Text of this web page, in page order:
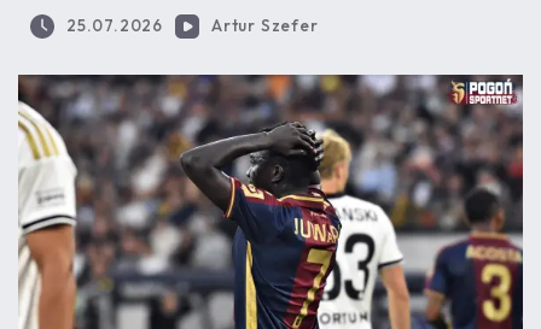
25.07.2026 Artur Szefer